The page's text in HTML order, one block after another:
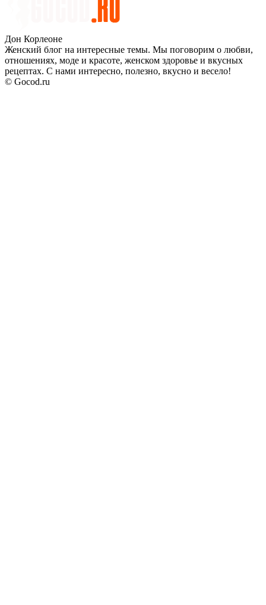
Дон Корлеоне
Женский блог на интересные темы. Мы поговорим о любви,
отношениях, моде и красоте, женском здоровье и вкусных
рецептах. С нами интересно, полезно, вкусно и весело!
© Gocod.ru